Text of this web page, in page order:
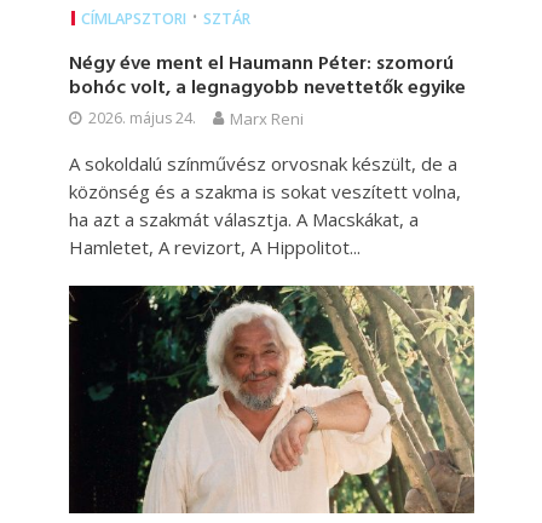
CÍMLAPSZTORI • SZTÁR
Négy éve ment el Haumann Péter: szomorú
bohóc volt, a legnagyobb nevettetők egyike
2026. május 24. Marx Reni
A sokoldalú színművész orvosnak készült, de a
közönség és a szakma is sokat veszített volna,
ha azt a szakmát választja. A Macskákat, a
Hamletet, A revizort, A Hippolitot...